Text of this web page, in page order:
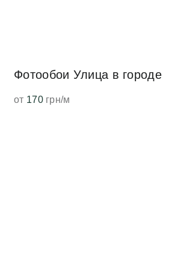
Фотообои Улица в городе
от 170грн/м